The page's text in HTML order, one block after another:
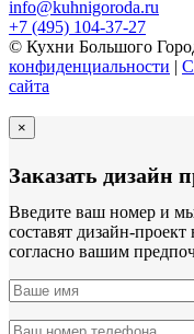
info@kuhnigoroda.ru
+7 (495) 104-37-27
© Кухни Большого
конфиденциальности |
сайта
×
Заказать дизайн
Введите ваш номер и
составят дизайн-
согласно вашим